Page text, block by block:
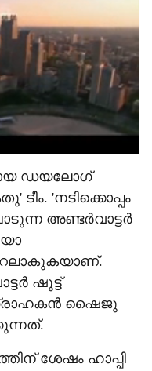
ഡയലോഗ്
ടീം. 'നടിക്കൊപ്പം
അണ്ടർവാട്ടർ
ഷൂട്ട്
ഷൈജു
ശേഷം ഹാപ്പി